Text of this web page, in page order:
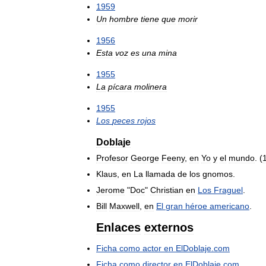
1959
Un hombre tiene que morir
1956
Esta voz es una mina
1955
La pícara molinera
1955
Los peces rojos
Doblaje
Profesor George Feeny, en Yo y el mundo . (
Klaus en La llamada de los gnomos
Jerome "Doc" Christian en Los Fraguel
Bill Maxwell en El gran héroe americano
Enlaces externos
Ficha como actor en ElDoblaje com